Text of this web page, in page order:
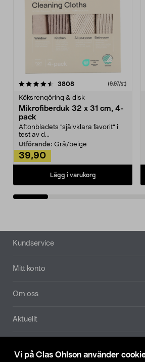
Vi på Clas Ohlson använder
3808recensioner (9,97/st)
Köksrengöring & disk
Mikrofiberduk 32 x 31 cm, 4-
pack
Aftonbladets "självklara favorit” i
test av d...
Utförande: Grå/beige
39,90
Lägg i varukorg
4.0av 5 stjärnor
Sidfot
Kundservice
Mitt konto
Om oss
Aktuellt